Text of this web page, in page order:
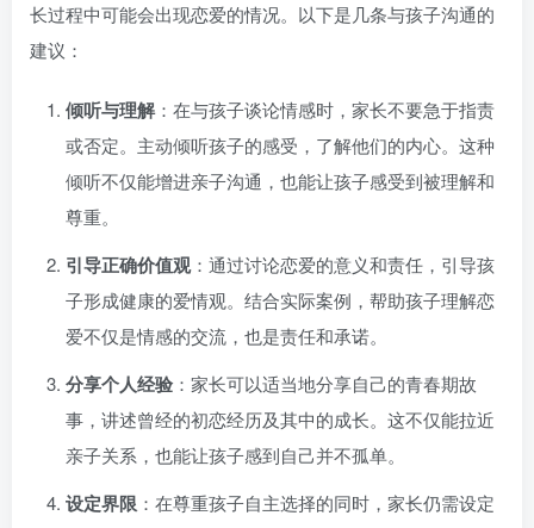
长过程中可能会出现恋爱的情况。以下是几条与孩子沟通的
建议：
倾听与理解：在与孩子谈论情感时，家长不要急于指责
或否定。主动倾听孩子的感受，了解他们的内心。这种
倾听不仅能增进亲子沟通，也能让孩子感受到被理解和
尊重。
引导正确价值观：通过讨论恋爱的意义和责任，引导孩
子形成健康的爱情观。结合实际案例，帮助孩子理解恋
爱不仅是情感的交流，也是责任和承诺。
分享个人经验：家长可以适当地分享自己的青春期故
事，讲述曾经的初恋经历及其中的成长。这不仅能拉近
亲子关系，也能让孩子感到自己并不孤单。
设定界限 ：在尊重孩子自主选择的同时，家长仍需设定